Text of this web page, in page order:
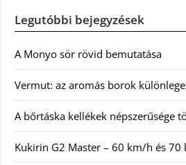
Legutóbbi bejegyzések
A Monyo sör rövid bemutatása
Vermut: az aromás borok
A bőrtáska kellékek népszerűsége
Kukirin G2 Master – 60 km/h és 70